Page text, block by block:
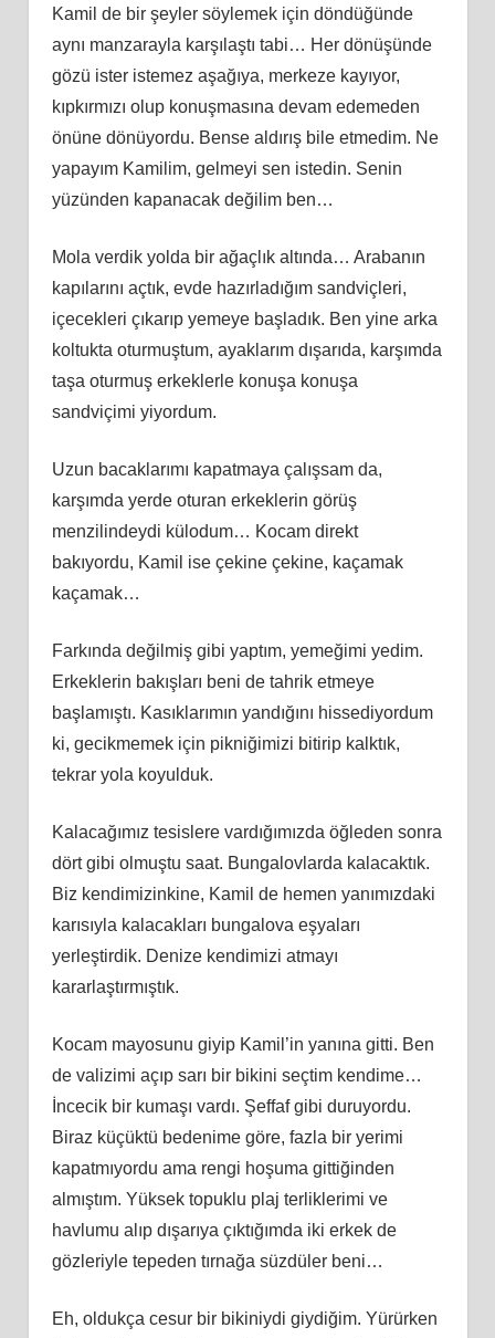
Kamil de bir şeyler söylemek için döndüğünde
aynı manzarayla karşılaştı tabi… Her dönüşünde
gözü ister istemez aşağıya, merkeze kayıyor,
kıpkırmızı olup konuşmasına devam edemeden
önüne dönüyordu. Bense aldırış bile etmedim. Ne
yapayım Kamilim, gelmeyi sen istedin. Senin
yüzünden kapanacak değilim ben…
Mola verdik yolda bir ağaçlık altında… Arabanın
kapılarını açtık, evde hazırladığım sandviçleri,
içecekleri çıkarıp yemeye başladık. Ben yine arka
koltukta oturmuştum, ayaklarım dışarıda, karşımda
taşa oturmuş erkeklerle konuşa konuşa
sandviçimi yiyordum.
Uzun bacaklarımı kapatmaya çalışsam da,
karşımda yerde oturan erkeklerin görüş
menzilindeydi külodum… Kocam direkt
bakıyordu, Kamil ise çekine çekine, kaçamak
kaçamak…
Farkında değilmiş gibi yaptım, yemeğimi yedim.
Erkeklerin bakışları beni de tahrik etmeye
başlamıştı. Kasıklarımın yandığını hissediyordum
ki, gecikmemek için pikniğimizi bitirip kalktık,
tekrar yola koyulduk.
Kalacağımız tesislere vardığımızda öğleden sonra
dört gibi olmuştu saat. Bungalovlarda kalacaktık.
Biz kendimizinkine, Kamil de hemen yanımızdaki
karısıyla kalacakları bungalova eşyaları
yerleştirdik. Denize kendimizi atmayı
kararlaştırmıştık.
Kocam mayosunu giyip Kamil’in yanına gitti. Ben
de valizimi açıp sarı bir bikini seçtim kendime…
İncecik bir kumaşı vardı. Şeffaf gibi duruyordu.
Biraz küçüktü bedenime göre, fazla bir yerimi
kapatmıyordu ama rengi hoşuma gittiğinden
almıştım. Yüksek topuklu plaj terliklerimi ve
havlumu alıp dışarıya çıktığımda iki erkek de
gözleriyle tepeden tırnağa süzdüler beni…
Eh, oldukça cesur bir bikiniydi giydiğim. Yürürken